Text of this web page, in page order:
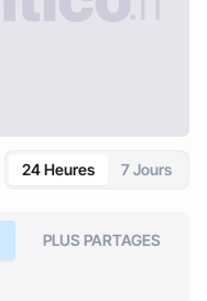
24 Heures 7 Jours
PLUS PARTAGES